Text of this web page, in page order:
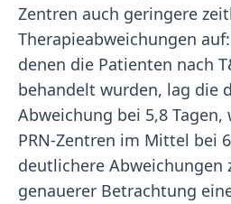
Zentren auch geringere
Therapieabweichungen
denen die Patienten nach
behandelt wurden, lag die
Abweichung bei 5,8
PRN-Zentren im Mittel bei
deutlichere Abweichungen
genauerer Betrachtung